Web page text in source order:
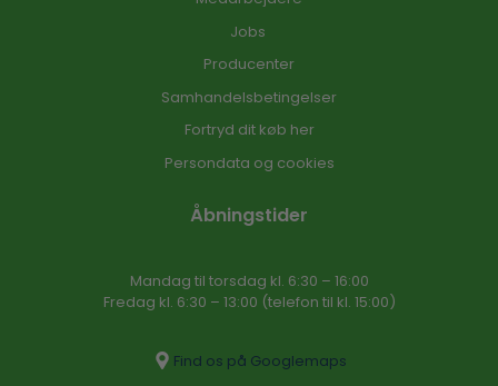
Jobs
Producenter
Samhandelsbetingelser
Fortryd dit køb her
Persondata og cookies
Åbningstider
Mandag til torsdag kl. 6:30 – 16​:00
Fredag kl. 6:30 – 13:00 (telefon til kl. 15:00)​
Find os på Googlemaps